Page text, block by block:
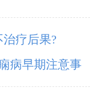
疗后果?
病早期注意事